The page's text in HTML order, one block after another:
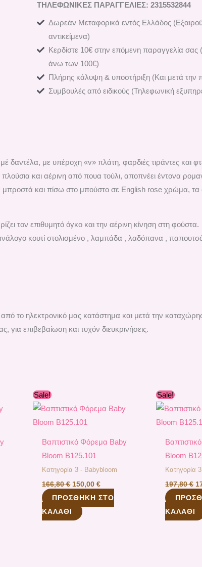
ΤΗΛΕΦΩΝΙΚΕΣ ΠΑΡΑΓΓΕΛΙΕΣ: 2315532844
Δωρεάν Μεταφορικά εντός Ελλάδος
αντικείμενα)
Κερδίστε 10€ στην επόμενη παραγγελία σας
άνω των 100€)
Πλήρης κάλυψη & υποστήριξη (Και μετά την
Συμβουλές από ειδικούς (Τηλεφωνική
με υπέροχη «v» πλάτη, φαρδιές τιράντες και
και αέρινη από πουα τούλι, αποπνέει έντονα
μπροστά και πίσω στο μπούστο σε Εnglish rose χρώμα, τα
τον επιθυμητό όγκο και την αέρινη κίνηση στη φούστα.
κουτί στολισμένο , λαμπάδα , λαδόπανα ,
το ηλεκτρονικό μας κατάστημα και μετά την
για επιβεβαίωση και τυχόν διευκρινήσεις.
Sale!
Βαπτιστικό Φόρεμα Baby
Bloom B125.101
Κατηγορία 3 - Babybloom
166,80€
was:
150,00€
τιμή
ΠΡΟΣΘΉΚΗ ΣΤΟ
ΚΑΛΆΘΙ
Sale!
Bloom
Κατηγορία
197,80€
ΚΑΛΆΘΙ